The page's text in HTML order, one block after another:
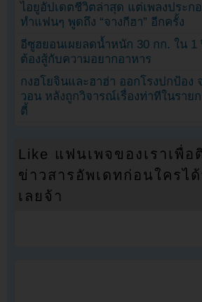
ไอยูอัปเดตชีวิตล่าสุด แต่เพลงประก
ทำแฟนๆ พูดถึง “จางกีฮา” อีกครั้ง
อีซูฮยอนเผยลดน้ำหนัก 30 กก. ใน 1
ต้องสู้กับความอยากอาหาร
กงฮโยจินและฮาฮ่า ออกโรงปกป้อง
วอน หลังถูกวิจารณ์เรื่องท่าทีในรายก
ตี้
Like แฟนเพจของเราเพื่อ
ข่าวสารอัพเดทก่อนใครไ
เลยจ้า